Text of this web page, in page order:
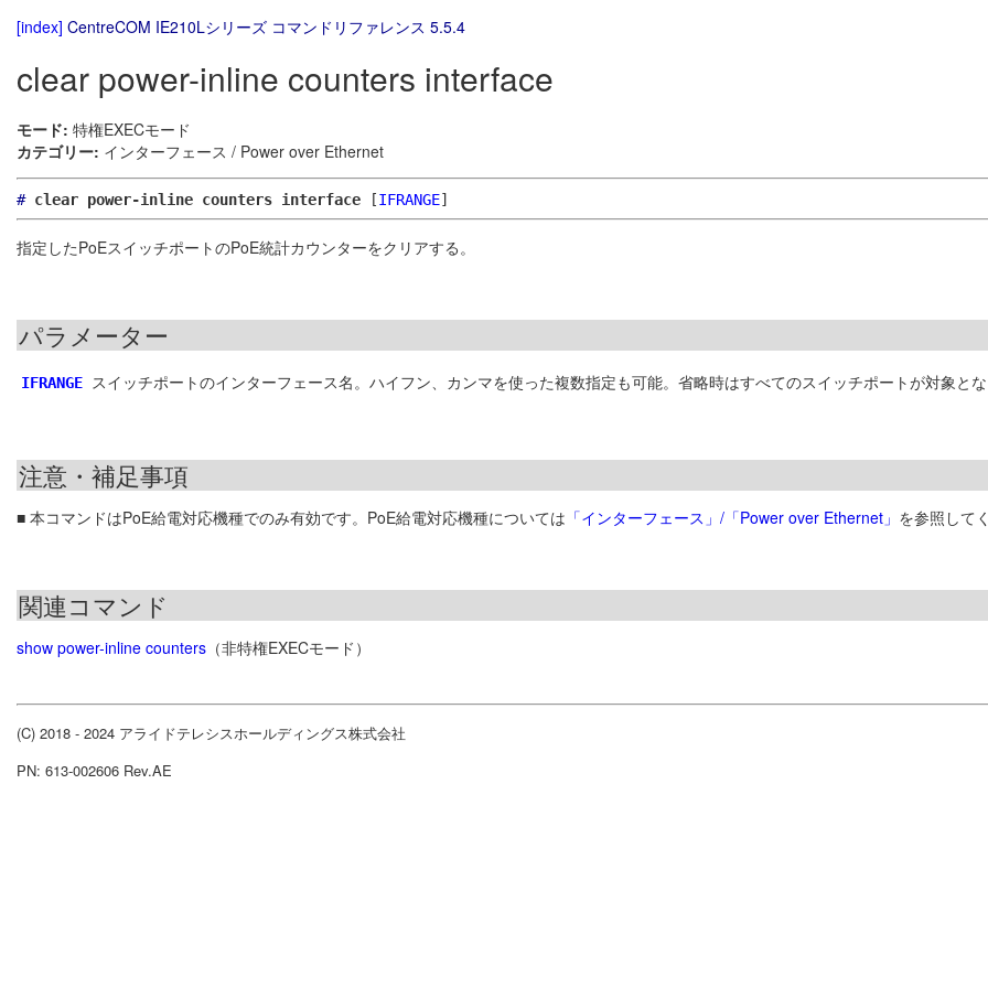
[index] CentreCOM IE210Lシリーズ コマンドリファレンス 5.5.4
clear power-inline counters interface
モード: 特権EXECモード
カテゴリー: インターフェース / Power over Ethernet
# clear power-inline counters interface [IFRANGE]
指定したPoEスイッチポートのPoE統計カウンターをクリアする。
パラメーター
IFRANGE スイッチポートのインターフェース名。ハイフン、カンマを使った複数指定も可能。省略時はすべてのスイッチポートが対象と
注意・補足事項
■ 本コマンドはPoE給電対応機種でのみ有効です。PoE給電対応機種については 「インターフェース」/「Power over Ethernet」 を参照して
関連コマンド
show power-inline counters （非特権EXECモード）
(C) 2018 - 2024 アライドテレシスホールディングス株式会社
PN: 613-002606 Rev.AE